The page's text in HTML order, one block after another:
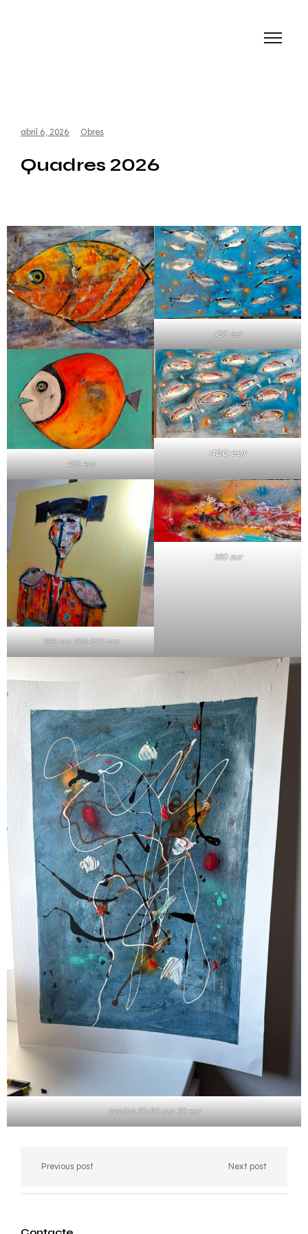
abril 6, 2026 Obres
Quadres 2026
420 eur
480 eur
420 eur
380 eur 100×100 cm
380 eur
lamina 70×50 cm 30 eur
Previous post Next post